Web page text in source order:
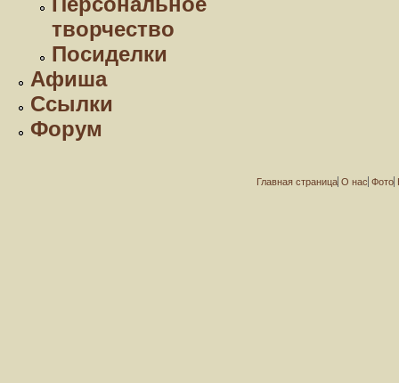
творчество
Посиделки
Афиша
Ссылки
Форум
Главная страница О нас Фото